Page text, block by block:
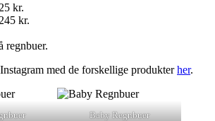
kr.
kr.
regnbuer.
med de forskellige produkterher.
Baby Regnbuer